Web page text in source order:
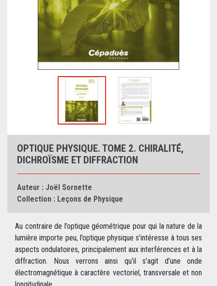
OPTIQUE PHYSIQUE. TOME 2. CHIRALITÉ,
DICHROÏSME ET DIFFRACTION
Auteur : Joël Sornette
Collection : Leçons de Physique
Au contraire de l’optique géométrique pour qui la nature de la
lumière importe peu, l’optique physique s’intéresse à tous ses
aspects ondulatoires, principalement aux interférences et à la
diffraction. Nous verrons ainsi qu’il s’agit d’une onde
électromagnétique à caractère vectoriel, transversale et non